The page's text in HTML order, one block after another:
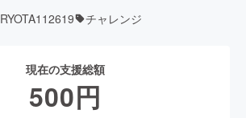
RYOTA112619 チャレンジ
現在の支援総額
500円